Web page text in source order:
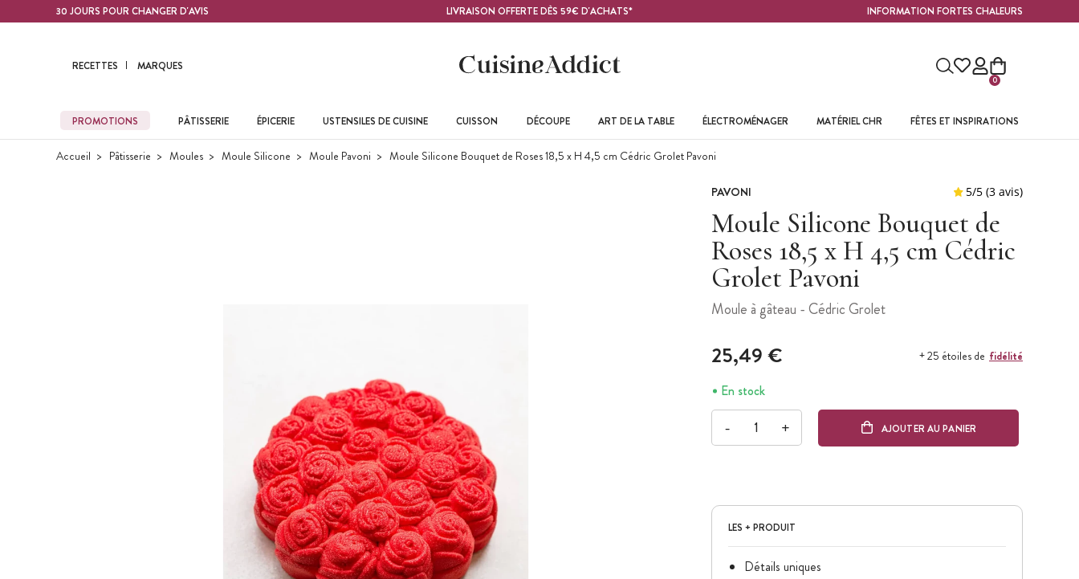
Contenu principal30 JOURS POUR CHANGER D'AVIS LIVRAISON OFFERTE DÈS 59€ D'ACHATS* INFORMATION FORTES CHALEURS
RECETTES MARQUES
0
PROMOTIONS PÂTISSERIE ÉPICERIE USTENSILES DE CUISINE CUISSON DÉCOUPE ART DE LA TABLE ÉLECTROMÉNAGER MATÉRIEL CHR FÊTES ET INSPIRATIONS
Accueil Pâtisserie Moules Moule Silicone Moule Pavoni Moule Silicone Bouquet de Roses 18,5 x H 4,5 cm Cédric Grolet Pavoni
PAVONI
Moule Silicone Bouquet de
Roses 18,5 x H 4,5 cm Cédric
Grolet Pavoni
Moule à gâteau - Cédric Grolet
25,49 € + 25 étoiles de fidélité
En stock
- + AJOUTER AU PANIER
LES + PRODUIT
Détails uniques